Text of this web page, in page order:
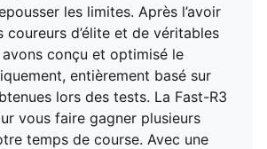
les limites. Après l’avoir
coureurs d’élite et de véritables
conçu et optimisé le
entièrement basé sur
lors des tests. La Fast-R3
vous faire gagner plusieurs
temps de course. Avec une